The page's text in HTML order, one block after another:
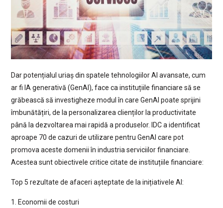
Dar potențialul uriaș din spatele tehnologiilor AI avansate, cum
ar fi IA generativă (GenAI), face ca instituțiile financiare să se
grăbească să investigheze modul în care GenAI poate sprijini
îmbunătățiri, de la personalizarea clienților la productivitate
până la dezvoltarea mai rapidă a produselor. IDC a identificat
aproape 70 de cazuri de utilizare pentru GenAI care pot
promova aceste domenii în industria serviciilor financiare.
Acestea sunt obiectivele critice citate de instituțiile financiare:
Top 5 rezultate de afaceri așteptate de la inițiativele AI:
1. Economii de costuri